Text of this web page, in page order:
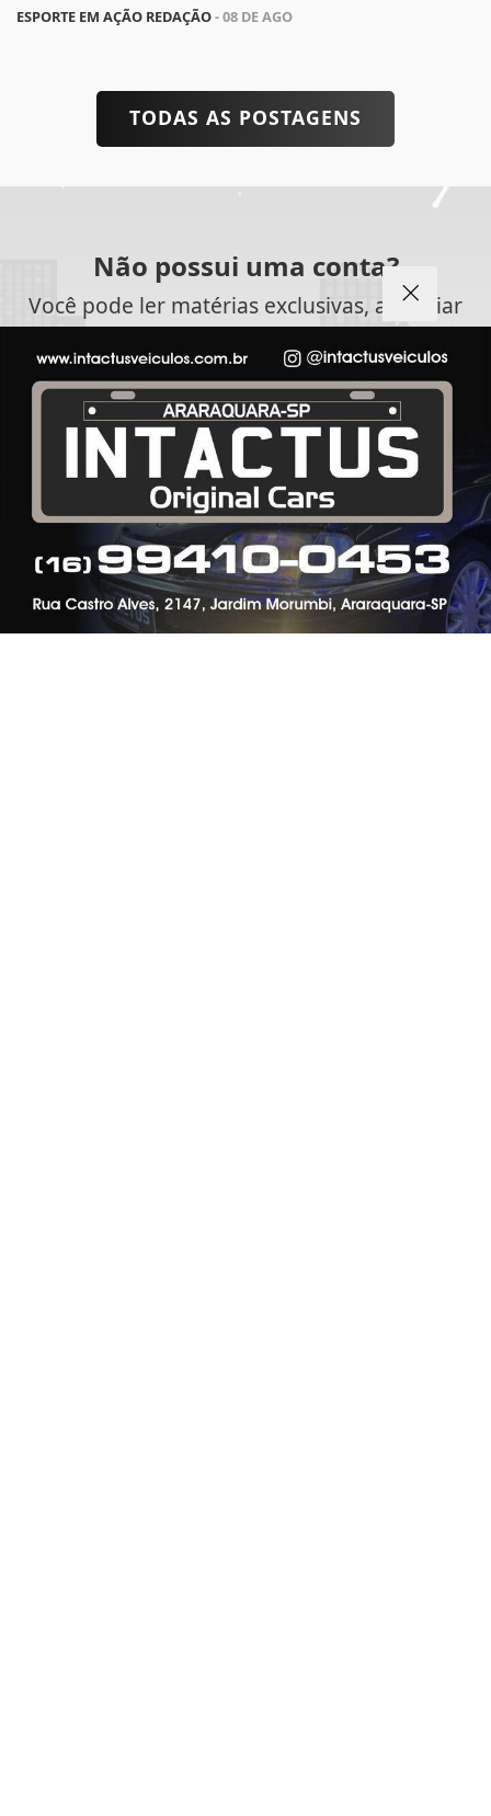
ESPORTE EM AÇÃO REDAÇÃO- 08 DE AGO
TODAS AS POSTAGENS
Não possui uma conta?
Você pode ler matérias exclusivas, anunciar
classificados e muito mais!
CRIAR MINHA CONTA
SIGAESPORTE EM AÇÃONAS REDES SOCIAIS
Termos de Uso e Privacidade
Esse site utiliza cookies para melhorar sua
experiência de navegação. Ao continuar o acesso,
entendemos que você concorda com nossos Termos
de Uso e Privacidade.
PARA MAIS INFORMAÇÕES,ACESSE NOSSOS TERMOS
CLICANDO AQUI
PROSSEGUIR